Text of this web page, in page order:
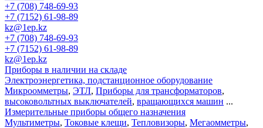
+7 (708) 748-69-93
+7 (7152) 61-98-89
kz@1ep.kz
+7 (708) 748-69-93
+7 (7152) 61-98-89
kz@1ep.kz
Приборы в наличии на складе
Электроэнергетика, подстанционное оборудование
Микроомметры, ЭТЛ, Приборы для трансформаторов,
высоковольтных выключателей, вращающихся машин ...
Измерительные приборы общего назначения
Мультиметры, Токовые клещи, Тепловизоры, Мегаомметры,